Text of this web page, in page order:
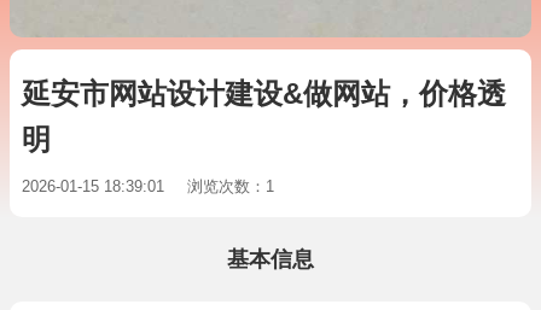
延安市网站设计建设&做网站，价格透
明
2026-01-15 18:39:01 浏览次数：1
基本信息